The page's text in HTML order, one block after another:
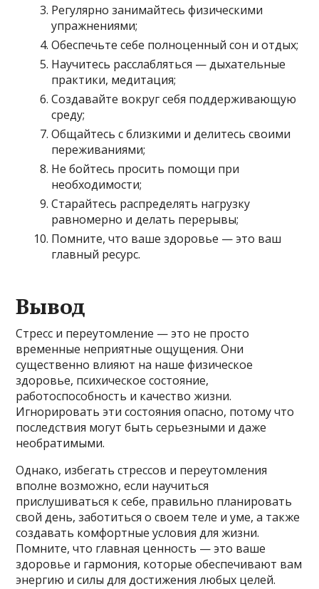
Регулярно занимайтесь физическими
упражнениями;
Обеспечьте себе полноценный сон и отдых;
Научитесь расслабляться — дыхательные
практики, медитация;
Создавайте вокруг себя поддерживающую
среду;
Общайтесь с близкими и делитесь своими
переживаниями;
Не бойтесь просить помощи при
необходимости;
Старайтесь распределять нагрузку
равномерно и делать перерывы;
Помните, что ваше здоровье — это ваш
главный ресурс.
Вывод
Стресс и переутомление — это не просто
временные неприятные ощущения. Они
существенно влияют на наше физическое
здоровье, психическое состояние,
работоспособность и качество жизни.
Игнорировать эти состояния опасно, потому что
последствия могут быть серьезными и даже
необратимыми.
Однако, избегать стрессов и переутомления
вполне возможно, если научиться
прислушиваться к себе, правильно планировать
свой день, заботиться о своем теле и уме, а также
создавать комфортные условия для жизни.
Помните, что главная ценность — это ваше
здоровье и гармония, которые обеспечивают вам
энергию и силы для достижения любых целей.